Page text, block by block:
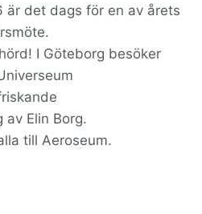
är det dags för en av årets
I Göteborg besöker
av Elin Borg.
till Aeroseum.